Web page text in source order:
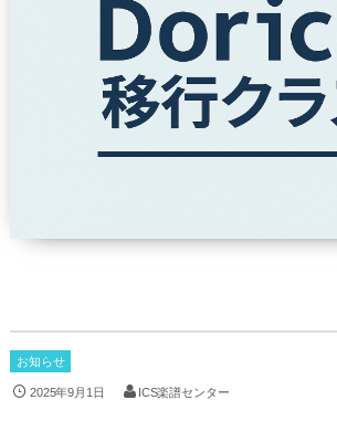
お知らせ
2025年9月1日 ICS楽譜センター